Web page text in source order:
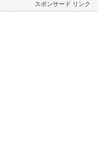
スポンサード リンク